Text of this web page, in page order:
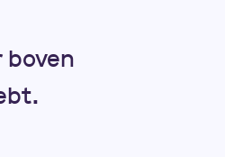
boven